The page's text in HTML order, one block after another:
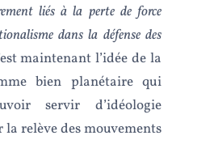
liés à la perte de force
dans la défense des
maintenant l’idée de la
bien planétaire qui
servir d’idéologie
relève des mouvements